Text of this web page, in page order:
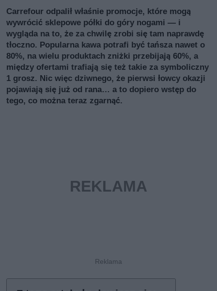
Carrefour odpalił właśnie promocje, które mogą
wywrócić sklepowe półki do góry nogami — i
wygląda na to, że za chwilę zrobi się tam naprawdę
tłoczno. Popularna kawa potrafi być tańsza nawet o
80%, na wielu produktach zniżki przebijają 60%, a
między ofertami trafiają się też takie za symboliczny
1 grosz. Nic więc dziwnego, że pierwsi łowcy okazji
pojawiają się już od rana… a to dopiero wstęp do
tego, co można teraz zgarnąć.